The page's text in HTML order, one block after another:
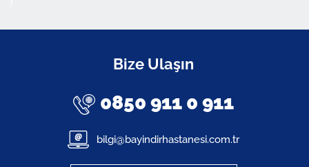
Bize Ulaşın
0850 911 0 911
bilgi@bayindirhastanesi.com.tr